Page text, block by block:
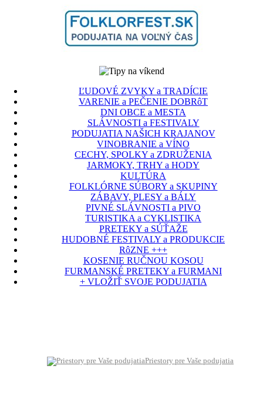
ĽUDOVÉ ZVYKY a TRADÍCIE
VARENIE a PEČENIE DOBRôT
DNI OBCE a MESTA
SLÁVNOSTI a FESTIVALY
PODUJATIA NAŠICH KRAJANOV
VINOBRANIE a VÍNO
CECHY, SPOLKY a ZDRUŽENIA
JARMOKY, TRHY a HODY
KULTÚRA
FOLKLÓRNE SÚBORY a SKUPINY
ZÁBAVY, PLESY a BÁLY
PIVNÉ SLÁVNOSTI a PIVO
TURISTIKA a CYKLISTIKA
PRETEKY a SÚŤAŽE
HUDOBNÉ FESTIVALY a PRODUKCIE
RôZNE +++
KOSENIE RUČNOU KOSOU
FURMANSKÉ PRETEKY a FURMANI
+ VLOŽIŤ SVOJE PODUJATIA
Priestory pre Vaše podujatia